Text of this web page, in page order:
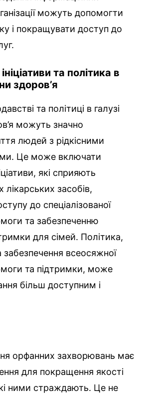
можуть допомогти
і покращувати доступ до
та політика в
здоров’я
та політиці в галузі
можуть значно
людей з рідкісними
Це може включати
які сприяють
лікарських засобів,
до спеціалізованої
та забезпеченню
для сімей. Політика,
всеосяжної
та підтримки, може
більш доступним і
орфанних захворювань має
для покращення якості
ними страждають. Це не